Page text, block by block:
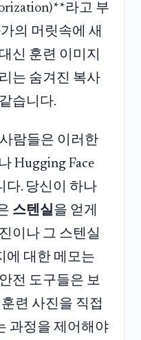
라고 부
의 머릿속에 새
신 훈련 이미지
는 숨겨진 복사
습니다.
람들은 이러한
Hugging Face
다. 당신이 하나
스텐실을 얻게
이나 그 스텐실
에 대한 메모는
전 도구들은 보
련 사진을 직접
과정을 제어해야